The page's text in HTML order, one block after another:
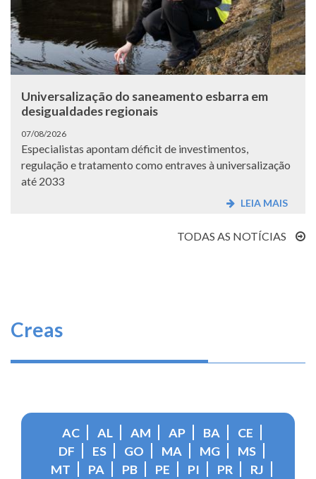
Universalização do saneamento esbarra em
desigualdades regionais
07/08/2026
Especialistas apontam déficit de investimentos,
regulação e tratamento como entraves à universalização
até 2033
LEIA MAIS
TODAS AS NOTÍCIAS
Creas
AC AL AM AP BA
CE
DF
ES GO MA MG
MS
MT
PA PB PE PI PR
RJ